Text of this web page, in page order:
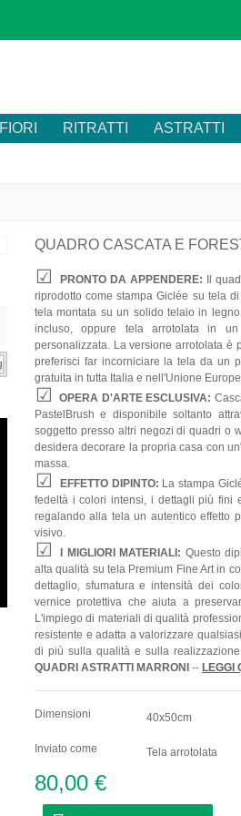
FIORI RITRATTI ASTRATTI
QUADRO CASCATA E
PRONTO DA APPENDERE:
Il
riprodotto come stampa Giclée su tela
tela montata su un solido telaio in
incluso, oppure tela arrotolata in
personalizzata. La versione arrotolata è
preferisci far incorniciare la tela da un
gratuita in tutta Italia e nell'Unione
OPERA D'ARTE ESCLUSIVA:
PastelBrush e disponibile soltanto
soggetto presso altri negozi di quadri o
desidera decorare la propria casa con
massa.
EFFETTO DIPINTO: La stampa
fedeltà i colori intensi, i dettagli più fini
regalando alla tela un autentico effetto
visivo.
I MIGLIORI MATERIALI: Questo
alta qualità su tela Premium Fine Art in
dettaglio, sfumatura e intensità dei
vernice protettiva che aiuta a
L'impiego di materiali di qualità
resistente e adatta a valorizzare
di più sulla qualità e sulla
QUADRI ASTRATTI MARRONI -- LEGGI
Dimensioni 40x50cm
Inviato come Tela arrotolata
80,00 €